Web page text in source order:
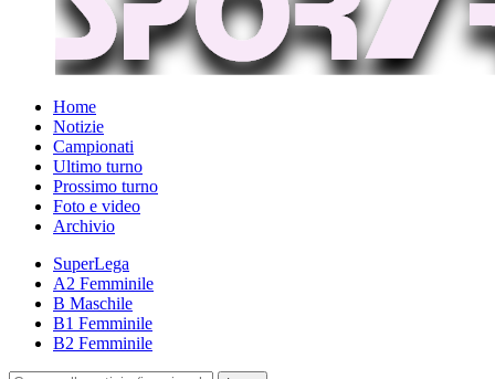
Home
Notizie
Campionati
Ultimo turno
Prossimo turno
Foto e video
Archivio
SuperLega
A2 Femminile
B Maschile
B1 Femminile
B2 Femminile